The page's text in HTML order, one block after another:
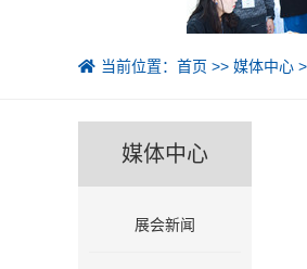
当前位置： 首页 >> 媒体中心
媒体中心
展会新闻